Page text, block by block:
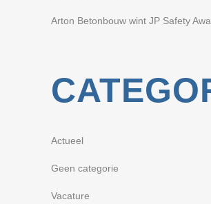
Arton Betonbouw wint JP Safety
Actueel
Geen categorie
Vacature